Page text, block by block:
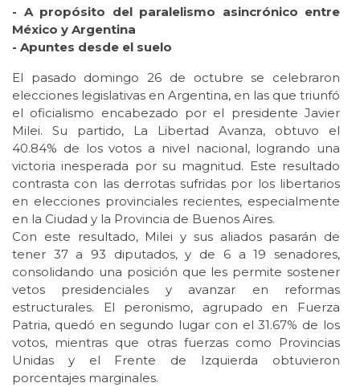
- A propósito del paralelismo asincrónico entre
México y Argentina
- Apuntes desde el suelo
El pasado domingo 26 de octubre se celebraron
elecciones legislativas en Argentina, en las que triunfó
el oficialismo encabezado por el presidente Javier
Milei. Su partido, La Libertad Avanza, obtuvo el
40.84% de los votos a nivel nacional, logrando una
victoria inesperada por su magnitud. Este resultado
contrasta con las derrotas sufridas por los libertarios
en elecciones provinciales recientes, especialmente
en la Ciudad y la Provincia de Buenos Aires.
Con este resultado, Milei y sus aliados pasarán de
tener 37 a 93 diputados, y de 6 a 19 senadores,
consolidando una posición que les permite sostener
vetos presidenciales y avanzar en reformas
estructurales. El peronismo, agrupado en Fuerza
Patria, quedó en segundo lugar con el 31.67% de los
votos, mientras que otras fuerzas como Provincias
Unidas y el Frente de Izquierda obtuvieron
porcentajes marginales.